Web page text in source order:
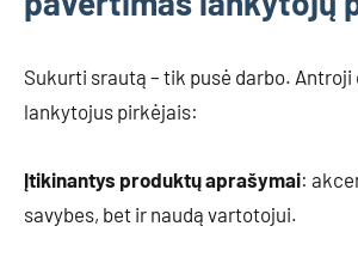
Sukurti srautą – tik pusė darbo. Antroji
lankytojus pirkėjais:
Įtikinantys produktų aprašymai:
savybes, bet ir naudą vartotojui.